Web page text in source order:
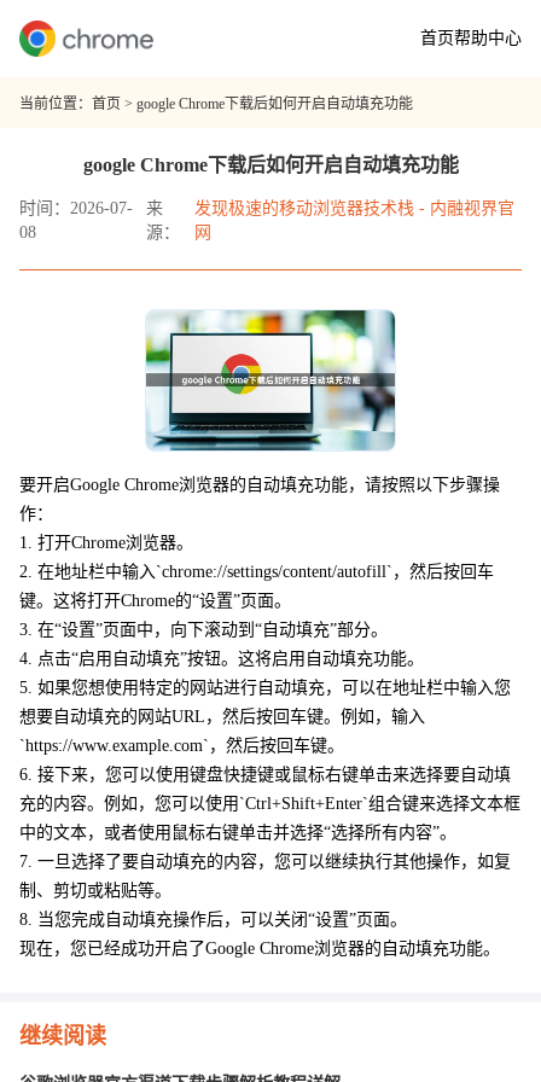
首页帮助中心
当前位置： 首页 > google Chrome下载后如何开启自动填充功能
google Chrome下载后如何开启自动填充功能
时间：2026-07-
08
来
源：
发现极速的移动浏览器技术栈 - 内融视界官
网
要开启Google Chrome浏览器的自动填充功能，请按照以下步骤操
作：
1. 打开Chrome浏览器。
2. 在地址栏中输入`chrome://settings/content/autofill`，然后按回车
键。这将打开Chrome的“设置”页面。
3. 在“设置”页面中，向下滚动到“自动填充”部分。
4. 点击“启用自动填充”按钮。这将启用自动填充功能。
5. 如果您想使用特定的网站进行自动填充，可以在地址栏中输入您
想要自动填充的网站URL，然后按回车键。例如，输入
`https://www.example.com`，然后按回车键。
6. 接下来，您可以使用键盘快捷键或鼠标右键单击来选择要自动填
充的内容。例如，您可以使用`Ctrl+Shift+Enter`组合键来选择文本框
中的文本，或者使用鼠标右键单击并选择“选择所有内容”。
7. 一旦选择了要自动填充的内容，您可以继续执行其他操作，如复
制、剪切或粘贴等。
8. 当您完成自动填充操作后，可以关闭“设置”页面。
现在，您已经成功开启了Google Chrome浏览器的自动填充功能。
继续阅读